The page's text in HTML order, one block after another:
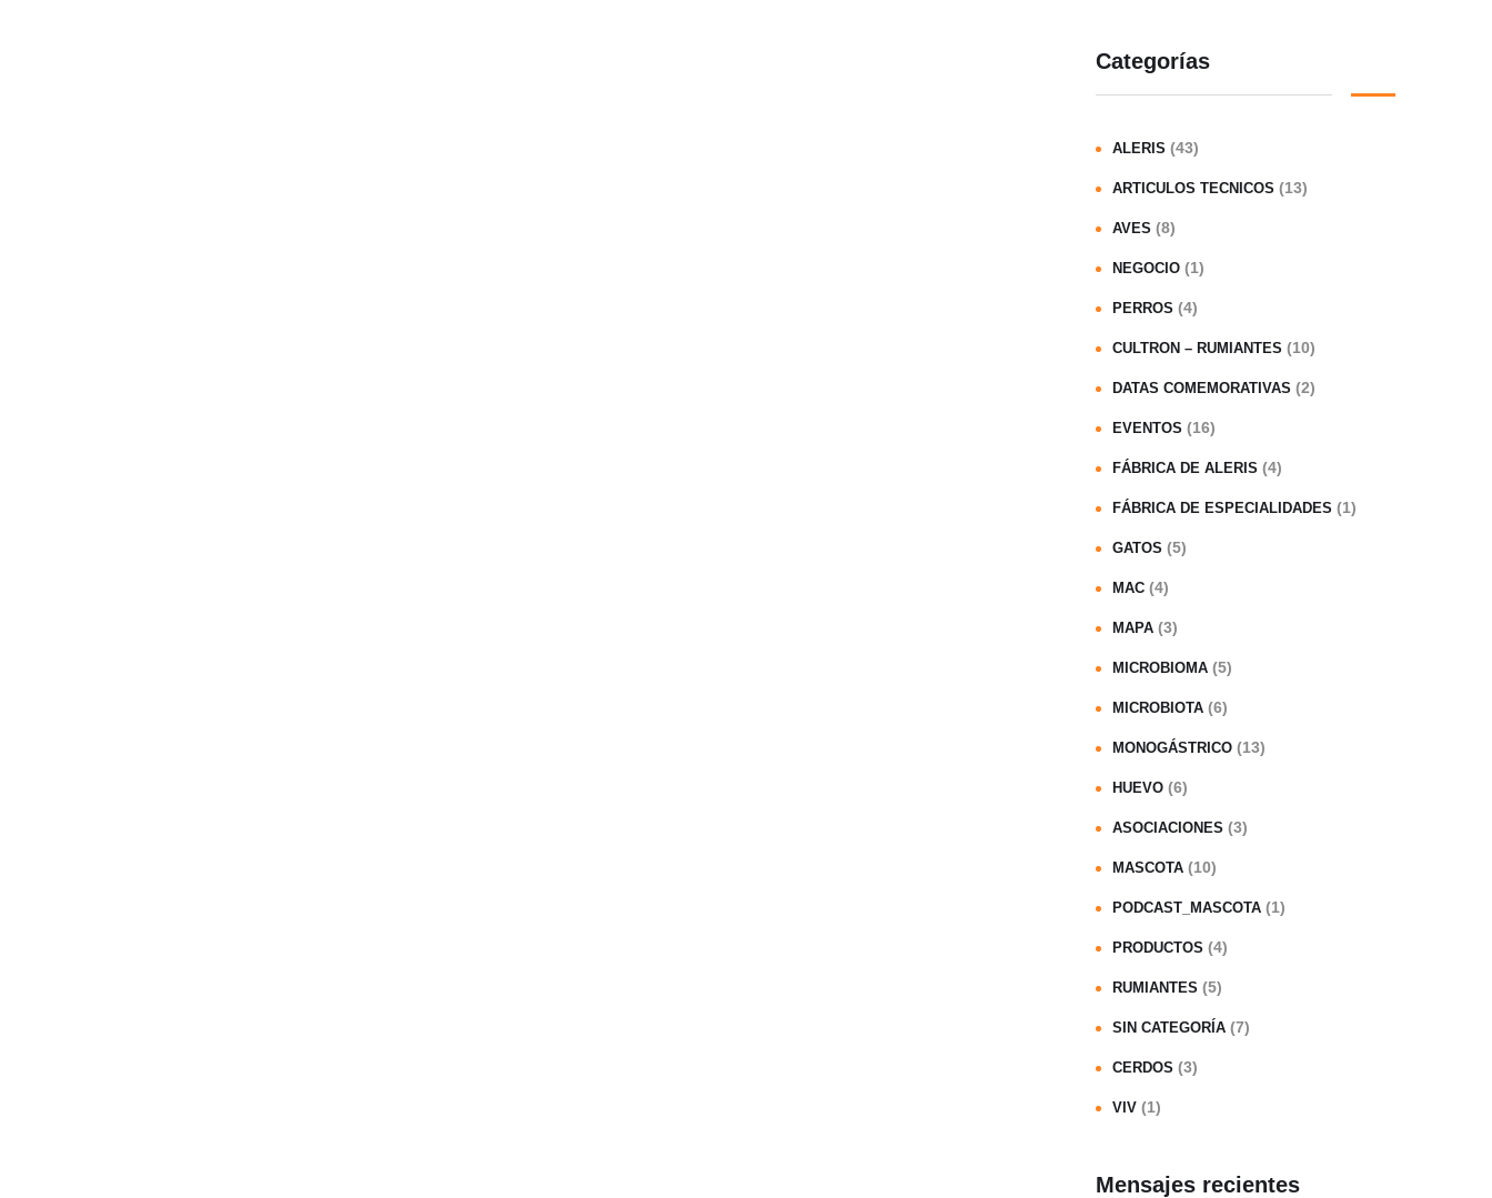
Categorías
ALERIS (43)
ARTICULOS TECNICOS (13)
AVES (8)
NEGOCIO (1)
PERROS (4)
CULTRON – RUMIANTES (10)
DATAS COMEMORATIVAS (2)
EVENTOS (16)
FÁBRICA DE ALERIS (4)
FÁBRICA DE ESPECIALIDADES (1)
GATOS (5)
MAC (4)
MAPA (3)
MICROBIOMA (5)
MICROBIOTA (6)
MONOGÁSTRICO (13)
HUEVO (6)
ASOCIACIONES (3)
MASCOTA (10)
PODCAST_MASCOTA (1)
PRODUCTOS (4)
RUMIANTES (5)
SIN CATEGORÍA (7)
CERDOS (3)
VIV (1)
Mensajes recientes